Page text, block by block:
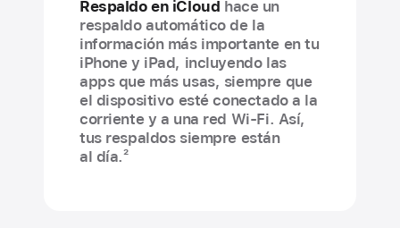
Respaldo en iCloud hace un
respaldo automático de la
información más importante en tu
iPhone y iPad, incluyendo las
apps que más usas, siempre que
el dispositivo esté conectado a la
corriente y a una red Wi-Fi. Así,
tus respaldos siempre están
al día.2